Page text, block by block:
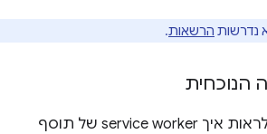
נדרשות הרשאות.
הנוכחית
בדוגמה הזו אפשר לראות איך service worker של תוסף